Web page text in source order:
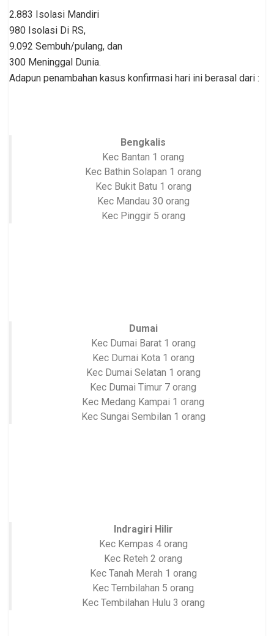
2.883 Isolasi Mandiri
980 Isolasi Di RS,
9.092 Sembuh/pulang, dan
300 Meninggal Dunia.
Adapun penambahan kasus konfirmasi hari ini berasal dari :
Bengkalis
Kec Bantan 1 orang
Kec Bathin Solapan 1 orang
Kec Bukit Batu 1 orang
Kec Mandau 30 orang
Kec Pinggir 5 orang
Dumai
Kec Dumai Barat 1 orang
Kec Dumai Kota 1 orang
Kec Dumai Selatan 1 orang
Kec Dumai Timur 7 orang
Kec Medang Kampai 1 orang
Kec Sungai Sembilan 1 orang
Indragiri Hilir
Kec Kempas 4 orang
Kec Reteh 2 orang
Kec Tanah Merah 1 orang
Kec Tembilahan 5 orang
Kec Tembilahan Hulu 3 orang